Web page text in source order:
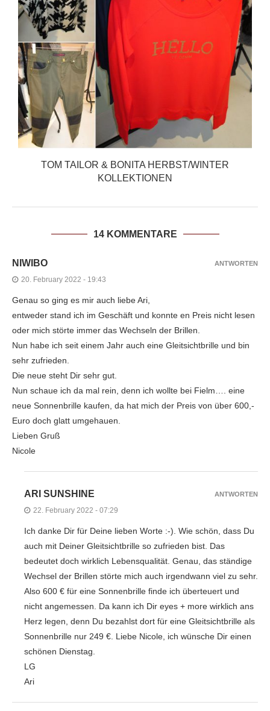
TOM TAILOR & BONITA HERBST/WINTER
KOLLEKTIONEN
14 KOMMENTARE
NIWIBO
20. February 2022 - 19:43
Genau so ging es mir auch liebe Ari,
entweder stand ich im Geschäft und konnte en Preis nicht lesen
oder mich störte immer das Wechseln der Brillen.
Nun habe ich seit einem Jahr auch eine Gleitsichtbrille und bin
sehr zufrieden.
Die neue steht Dir sehr gut.
Nun schaue ich da mal rein, denn ich wollte bei Fielm…. eine
neue Sonnenbrille kaufen, da hat mich der Preis von über 600,-
Euro doch glatt umgehauen.
Lieben Gruß
Nicole
ANTWORTEN
ARI SUNSHINE
22. February 2022 - 07:29
Ich danke Dir für Deine lieben Worte :-). Wie schön, dass Du
auch mit Deiner Gleitsichtbrille so zufrieden bist. Das
bedeutet doch wirklich Lebensqualität. Genau, das ständige
Wechsel der Brillen störte mich auch irgendwann viel zu sehr.
Also 600 € für eine Sonnenbrille finde ich überteuert und
nicht angemessen. Da kann ich Dir eyes + more wirklich ans
Herz legen, denn Du bezahlst dort für eine Gleitsichtbrille als
Sonnenbrille nur 249 €. Liebe Nicole, ich wünsche Dir einen
schönen Dienstag.
LG
Ari
ANTWORTEN